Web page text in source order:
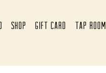
SHOP GIFT CARD TAP ROOM